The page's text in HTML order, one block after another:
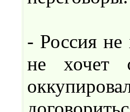
- Россия не
не хочет